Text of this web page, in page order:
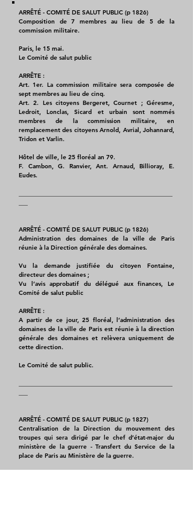
ARRÊTÉ - COMITÉ DE SALUT PUBLIC (p 1826)
Composition de 7 membres au lieu de 5 de la
commission militaire.
Paris, le 15 mai.
Le Comité de salut public
ARRÊTE :
Art. 1er. La commission militaire sera composée de
sept membres au lieu de cinq.
Art. 2. Les citoyens Bergeret, Cournet ; Géresme,
Ledroit, Lonclas, Sicard et urbain sont nommés
membres de la commission militaire, en
remplacement des citoyens Arnold, Avrial, Johannard,
Tridon et Varlin.
Hôtel de ville, le 25 floréal an 79.
F. Cambon, G. Ranvier, Ant. Arnaud, Billioray, E.
Eudes.
ARRÊTÉ - COMITÉ DE SALUT PUBLIC (p 1826)
Administration des domaines de la ville de Paris
réunie à la Direction générale des domaines.
Vu la demande justifiée du citoyen Fontaine,
directeur des domaines ;
Vu l’avis approbatif du délégué aux finances, Le
Comité de salut public
ARRÊTE :
A partir de ce jour, 25 floréal, l’administration des
domaines de la ville de Paris est réunie à la direction
générale des domaines et relèvera uniquement de
cette direction.
Le Comité de salut public.
ARRÊTÉ - COMITÉ DE SALUT PUBLIC (p 1827)
Centralisation de la Direction du mouvement des
troupes qui sera dirigé par le chef d’état-major du
ministère de la guerre - Transfert du Service de la
place de Paris au Ministère de la guerre.